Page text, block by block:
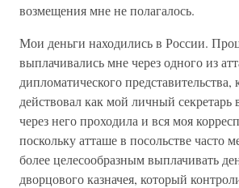
возмещения мне не полагалось.
Мои деньги находились в России.
выплачивались мне через одного из
дипломатического представительства,
действовал как мой личный секретарь
через него проходила и вся моя
поскольку атташе в посольстве часто
более целесообразным выплачивать
дворцового казначея, который